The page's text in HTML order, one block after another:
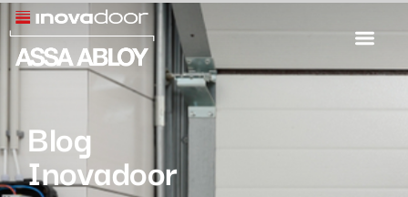
Blog
Inovadoor